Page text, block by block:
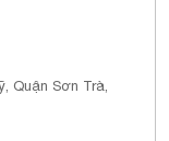
Quận Sơn Trà,